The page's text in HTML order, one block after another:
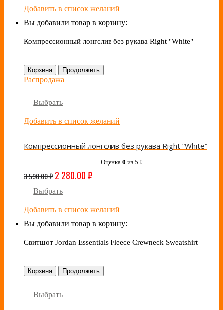
Добавить в список желаний
Вы добавили товар в корзину:
Компрессионный лонгслив без рукава Right "White"
Корзина Продолжить
Распродажа
Выбрать
Добавить в список желаний
Компрессионный лонгслив без рукава Right “White”
Оценка 0 из 5 0
3 590.00₽ 2 280.00₽
Выбрать
Добавить в список желаний
Вы добавили товар в корзину:
Свитшот Jordan Essentials Fleece Crewneck Sweatshirt
Корзина Продолжить
Выбрать